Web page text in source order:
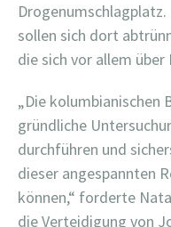
sollen sich dort
die sich vor allem
„Die kolumbianischen
gründliche
durchführen und
dieser angespannten
können,“ forderte
die Verteidigung von